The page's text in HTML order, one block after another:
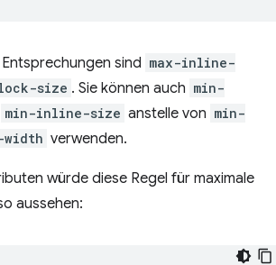
sind max-inline-
size . Sie können auch min-
min-inline-size anstelle von min-
width verwenden.
würde diese Regel für maximale
aussehen: